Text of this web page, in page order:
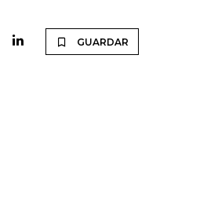
GUARDAR